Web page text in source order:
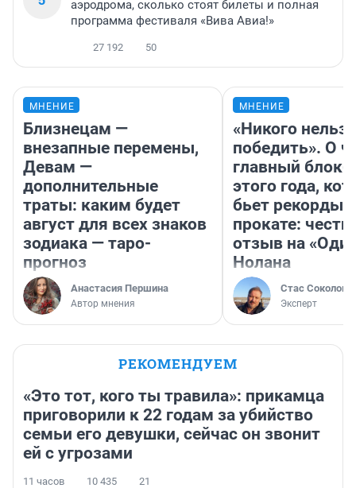
аэродрома, сколько стоят билеты и полная
программа фестиваля «Вива Авиа!»
27 192 50
МНЕНИЕ
Близнецам —
внезапные перемены,
Девам —
дополнительные
траты: каким будет
август для всех знаков
зодиака — таро-
прогноз
Анастасия Першина
Автор мнения
МНЕНИЕ
«Никого нельзя
победить». О
главный
этого года,
бьет рекорды в
прокате:
отзыв на
Нолана
Стас Соколов
Эксперт
РЕКОМЕНДУЕМ
«Это тот, кого ты травила»: прикамца
приговорили к 22 годам за убийство
семьи его девушки, сейчас он звонит
ей с угрозами
11 часов 10 435 21